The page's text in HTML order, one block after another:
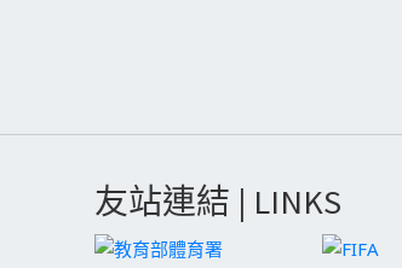
友站連結 | LINKS